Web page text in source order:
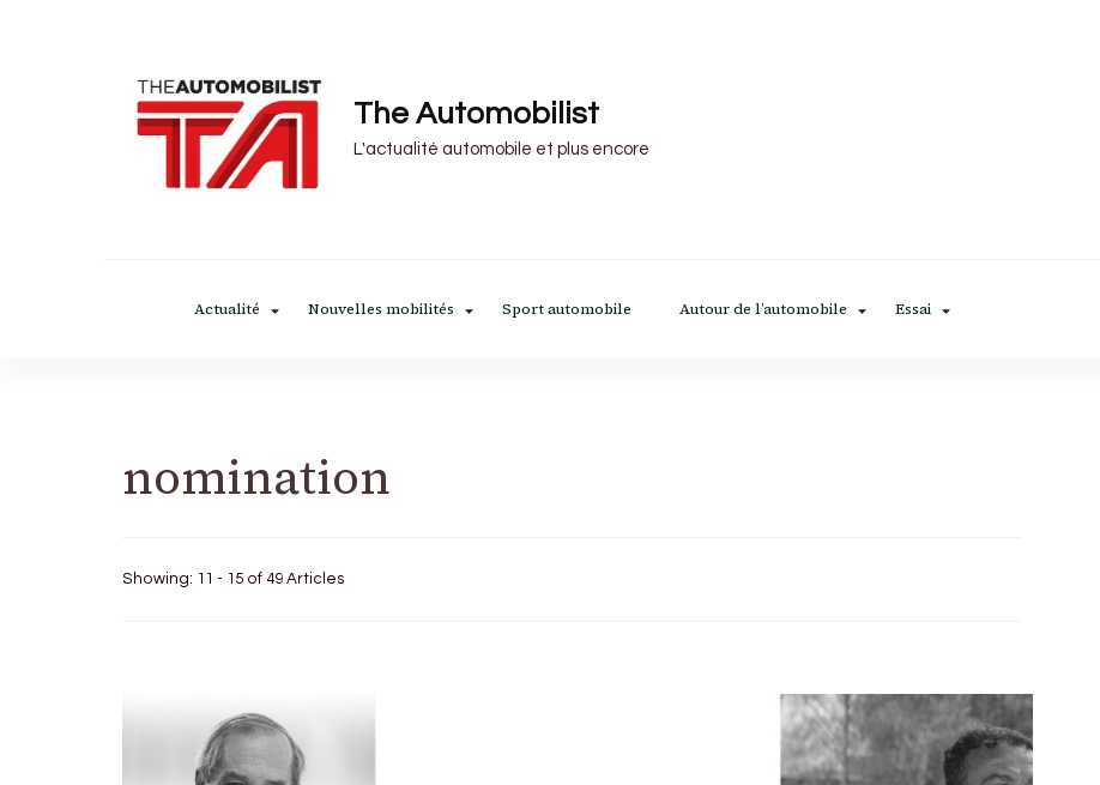
The Automobilist
L'actualité automobile et plus encore
Actualité Nouvelles mobilités Sport automobile Autour de l’automobile Essai
nomination
Showing: 11 - 15 of 49 Articles